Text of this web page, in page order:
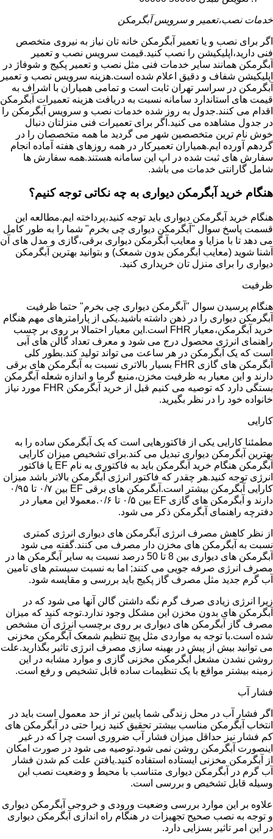
خدمات نصب،تعمیر و سرویس آبگرمکن
اگر برای نصب و یا تعمیر آبگرمکن خانه تان نیاز به نیروی متخصص
فنی دارید،اپلیکیشن را نصب کنید.قیمت سرویس نصب و تعمیر
آبگرمکن همانند سایر خدمات فنی مثل نصب و تعمیر پکیج و شوفاژ در
اپلیکیشن شفاف و دقیق اعلام شده است.هزینه سرویس نصب و تعمیر
آبگرمکن در سراسر تهران ثابت است و تمامی همیاران با اشراف به
قیمت های استاندارد سامانه نسبت به دریافت هزینه تعمیرات آبگرمکن
اقدام می کنند.جدول به روز شده خدمات نصب و سرویس آبگرمکن را
در جدول مشاهده می کنید.اگر برای تعمیرات فنی منزلتان دنبال
خوش نام ترین متخصصین شهر می گردید ما همه متخصصان را در
گردهم آورده ایم.همیاران تعمیرکار در همه روزهای هفته آماده انجام
سفارش های ثبت شده در اپ این سامانه هستند.همه سفارش ها
شامل گارانتی خدمات می باشد.
هنگام خرید آبگرمکن دیواری به چه نکاتی توجه کنیم؟
هنگام خرید آبگرمکن دیواری باید توجه کنید،پرداخته ایم.مطالعه این
قسمت پاسخ سوال "آبگرمکن دیواری چی بخرم" شما را به طور کامل
می دهد تا با مزایا و معایب آبگرمکن دیواری برقی،گازی و مدل های آن
آشنا شوید (معایب ابگرمکن بدون شمعک) و بتوانید بهترین آبگرمکن
دیواری را برای منزل تان خریداری کنید.
ظرفیت
هنگام پرسیدن سوال "آبگرمکن دیواری چی بخرم" حتما ظرفیت
آبگرمکن دیواری را در ذهن داشته باشید.یکی از پارامترهای مهم هنگام
خرید آبگرمکن،معیار FHR است.این معیار احتمالا بر روی بر چسب
راهنمای انرژی محصول درج می شود و معرف تعداد گالن های آبی
است که یک آبگرمکن در هر ساعت می تواند تولید کند.بطور کلی
آبگرمکن های گازی FHR بسیار بالاتری نسبت به آبگرمکن های برقی
دارند و این معیار به ظرفیت مخزن،منبع گرما و اندازه شعله آبگرمکن
بستگی دارد که توصیه می کنیم قبل از خرید آبگرمکن FHR مورد نیاز
خانواده خود را در نظر بگیرید.
کارایی
مطمئنا کارایی یکی از فاکتورهایی است که یک آبگرمکن ساده را به
بهترین آبگرمکن دیواری تبدیل می کند.برای تشخیص میزان کارایی
آبگرمکن هنگام خرید آبگرمکن باید به فاکتوری به نام EF یا فاکتور
انرژی توجه کنید.هر چقدر که فاکتور انرژی آبگرمکن بالاتر باشد میزان
کارایی آبگرمکن بیشتر است.آبگرمکن های برقی EF بین ۰/۷ تا ۰/۹۵
دارند و آبگرمکن های گازی EF بین ۰/۵ تا ۰/۶.معمولا این معیار در
دفترچه راهنمای آبگرمکن ذکر می شود.
از نظر کاهش مصرف انرژی آبگرمکن های دیواری انرژی کمتری
نسبت به آبگرمکن های مخزن دار مصرف می کنند.گفته می شود
آبگرمکن های دیواری بین 8 تا 50 درصد نسبت به سایر آبگرمکن ها در
مصرف انرژی صرفه جویی می کنند; اما به نسبت سیستم های تامین
آب گرم جدید مثل مصرف گاز پکیج باید بررسی و مقایسه شود.
زیرا انرژی زیادی صرف گرم نگه داشتن گالن آنها می شود که در
آبگرمکن های بدون مخزن این مشکل وجود ندارد.توجه کنید که میزان
مصرف گاز آبگرمکن های دیواری بر روی برچسب انرژی آن مشخص
شده است.با توجه به مواردی مثل پیچ تنظیم شمعک آبگرمکن مخزنی
می توانید بیش از پیش در بهینه سازی مصرف انرژی تاثیر بگذارید.علت
روشن نشدن مشعل آبگرمکن مخزنی گازی و موارد مشابه در این
زمینه بیشتر مواقع با یک تنظیمات ساده قابل تشخیص و رفع است.
فشار آب
اگر فشار آب در محل زندگی شما پایین تر از حد معمول است باید در
انتخاب آبگرمکن مناسب بیشتر تحقیق کنید زیرا حتی در آبگرمکن های
کم فشار نیز حداقل میزان فشار آب ضروری است چرا که در غیر
اینصورت آبگرمکن روشن نمی شود.توصیه می شود در صورت امکان
از آبگرمکن مخزنی ایستاده استفاده کنید.یافتن علت کم شدن فشار
آب گرم در آبگرمکن دیواری متناسب با محیط و وضعیت نصب این
وسیله قابل تشخیص و بررسی است.
علاوه بر این موارد بررسی وضعیت ورودی و خروجی آبگرمکن دیواری
و توجه به نصب صحیح تجهیزات در هنگام راه اندازی آبگرمکن دیواری
در این امر تاثیر بسزایی دارد.